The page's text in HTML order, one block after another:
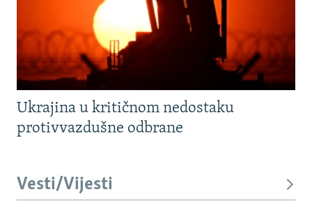
Ukrajina u kritičnom nedostaku
protivvazdušne odbrane
Vesti/Vijesti